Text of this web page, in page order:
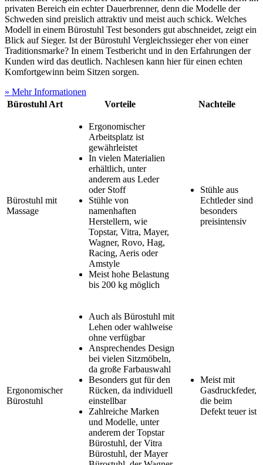
privaten Bereich ein echter Dauerbrenner, denn die Modelle der
Schweden sind preislich attraktiv und meist auch schick. Welches
Modell in einem Bürostuhl Test besonders gut abschneidet, zeigt ein
Blick auf Sieger. Ist der Bürostuhl Vergleichssieger eher von einer
Traditionsmarke? In einem Testbericht und in den Erfahrungen der
Kunden wird das deutlich. Nachlesen kann hier für einen echten
Komfortgewinn beim Sitzen sorgen.
» Mehr Informationen
Bürostuhl Art
Vorteile Nachteile
Bürostuhl mit
Massage
Ergonomischer
Arbeitsplatz ist
gewährleistet
In vielen Materialien
erhältlich, unter
anderem aus Leder
oder Stoff
Stühle von
namenhaften
Herstellern, wie
Topstar, Vitra, Mayer,
Wagner, Rovo, Hag,
Racing, Aeris oder
Amstyle
Meist hohe Belastung
bis 200 kg möglich
Stühle aus
Echtleder sind
besonders
preisintensiv
Ergonomischer
Bürostuhl
Auch als Bürostuhl mit
Lehen oder wahlweise
ohne verfügbar
Ansprechendes Design
bei vielen Sitzmöbeln,
da große Farbauswahl
Besonders gut für den
Rücken, da individuell
einstellbar
Zahlreiche Marken
und Modelle, unter
anderem der Topstar
Bürostuhl, der Vitra
Bürostuhl, der Mayer
Meist mit
Gasdruckfeder,
die beim
Defekt teuer ist